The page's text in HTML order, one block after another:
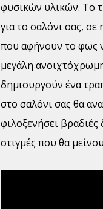
φυσικών υλικών. Το
για το σαλόνι σας,
που αφήνουν το φως
μεγάλη
δημιουργούν ένα
στο σαλόνι σας θα
φιλοξενήσει
στιγμές που θα